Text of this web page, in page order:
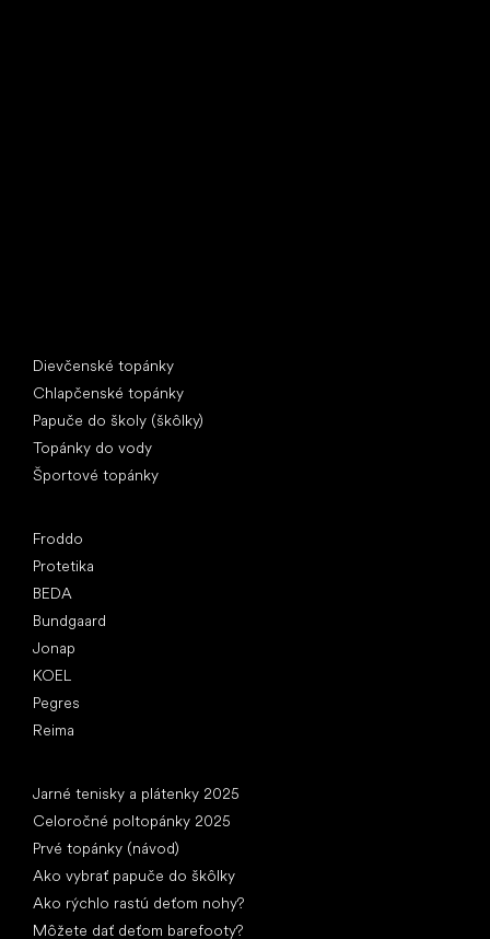
Dievčenské topánky
Chlapčenské topánky
Papuče do školy (škôlky)
Topánky do vody
Športové topánky
Froddo
Protetika
BEDA
Bundgaard
Jonap
KOEL
Pegres
Reima
Jarné tenisky a plátenky 2025
Celoročné poltopánky 2025
Prvé topánky (návod)
Ako vybrať papuče do škôlky
Ako rýchlo rastú deťom nohy?
Môžete dať deťom barefooty?